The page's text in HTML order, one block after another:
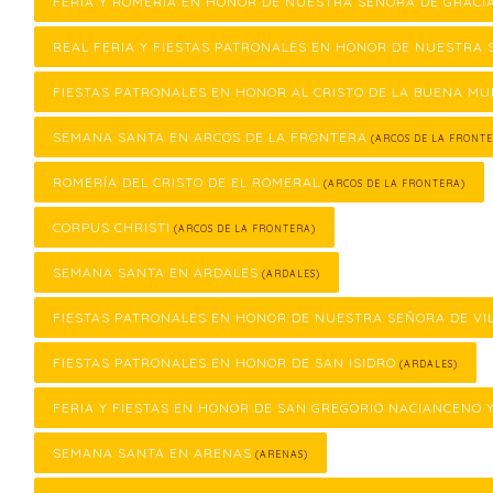
REAL FERIA Y FIESTAS PATRONALES EN HONOR DE NUESTRA
FIESTAS PATRONALES EN HONOR AL CRISTO DE LA BUENA
SEMANA SANTA EN ARCOS DE LA FRONTERA (ARCOS DE LA
ROMERÍA DEL CRISTO DE EL ROMERAL (ARCOS DE LA FRONTERA)
CORPUS CHRISTI (ARCOS DE LA FRONTERA)
SEMANA SANTA EN ARDALES (ARDALES)
FIESTAS PATRONALES EN HONOR DE NUESTRA SEÑORA DE
FIESTAS PATRONALES EN HONOR DE SAN ISIDRO (ARDALES)
FERIA Y FIESTAS EN HONOR DE SAN GREGORIO NACIANCENO
SEMANA SANTA EN ARENAS (ARENAS)